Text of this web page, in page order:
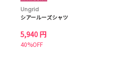
Ungrid
シアールーズシャツ
5,940 円
40%OFF